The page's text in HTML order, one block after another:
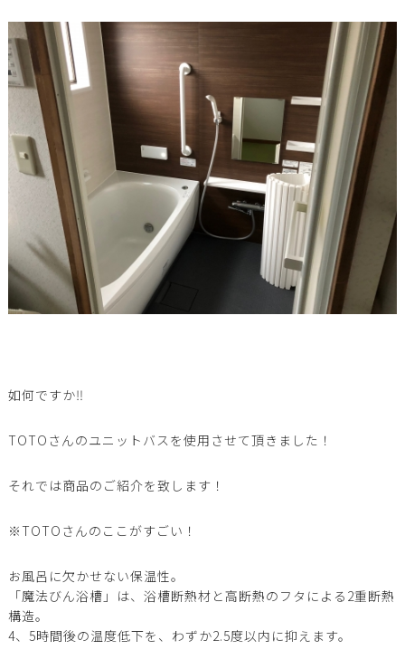
如何ですか‼️
TOTOさんのユニットバスを使用させて頂きました！
それでは商品のご紹介を致します！
※TOTOさんのここがすごい！
お風呂に欠かせない保温性。
「魔法びん浴槽」は、浴槽断熱材と高断熱のフタによる2重断熱
構造。
4、5時間後の温度低下を、わずか2.5度以内に抑えます。